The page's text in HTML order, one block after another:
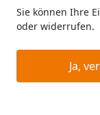
Sie können Ihre
oder widerrufen.
Ja,